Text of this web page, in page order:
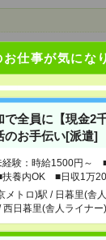
お仕事が気にな
で全員に【現金2
のお手伝い[派遣]
経験：時給1500円～
養内OK ■日収1万
メトロ)駅 / 日暮里(舎
西日暮里(舎人ライナー
ーモニータワー18階
応募ページ